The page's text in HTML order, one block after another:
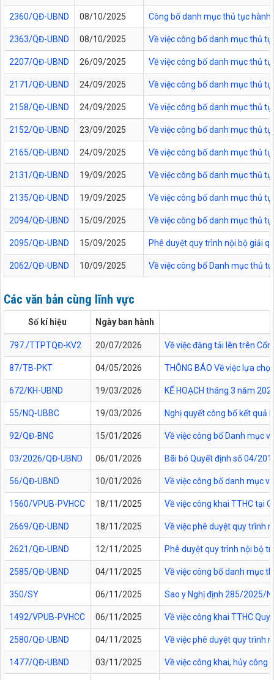
2360/QĐ-UBND 08/10/2025 Công bố danh mục thủ tục
2363/QĐ-UBND 08/10/2025 Về việc công bố danh mục thủ
2207/QĐ-UBND 26/09/2025 Về việc công bố danh mục thủ
2171/QĐ-UBND 24/09/2025 Về việc công bố danh mục thủ
2158/QĐ-UBND 24/09/2025 Về việc công bố danh mục thủ
2152/QĐ-UBND 23/09/2025 Về việc công bố danh mục thủ
2165/QĐ-UBND 24/09/2025 Về việc công bố danh mục thủ
2131/QĐ-UBND 19/09/2025 Về việc công bố danh mục thủ
2135/QĐ-UBND 19/09/2025 Về việc công bố danh mục thủ
2094/QĐ-UBND 15/09/2025 Về việc công bố danh mục thủ
2095/QĐ-UBND 15/09/2025 Phê duyệt quy trình nội bộ giải
2062/QĐ-UBND 10/09/2025 Về việc công bố Danh mục thủ
Các văn bản cùng lĩnh vực
Số kí hiệu Ngày ban hành
797./TTPTQĐ-KV2 20/07/2026 Về việc đăng tải lên trên
87/TB-PKT 04/05/2026 THÔNG BÁO Về việc lựa
672/KH-UBND 19/03/2026 KẾ HOẠCH tháng 3 năm
55/NQ-UBBC 19/03/2026 Nghị quyết công bố kết quả
92/QĐ-BNG 15/01/2026 Về việc công bố Danh mục
03/2026/QĐ-UBND 06/01/2026 Bãi bỏ Quyết định số 04/
56/QĐ-UBND 10/01/2026 Về việc công bố danh mục
1560/VPUB-PVHCC 18/11/2025 Về việc công khai TTHC tại
2669/QĐ-UBND 18/11/2025 Về việc phê duyệt quy trình
2621/QĐ-UBND 12/11/2025 Phê duyệt quy trình nội bộ
2585/QĐ-UBND 04/11/2025 Về việc công bố danh mục
350/SY 06/11/2025 Sao y Nghị định 285/2025/
1492/VPUB-PVHCC 06/11/2025 Về việc công khai TTHC
2580/QĐ-UBND 04/11/2025 Về việc phê duyệt quy trình
1477/QĐ-UBND 03/11/2025 Về việc công khai, hủy công